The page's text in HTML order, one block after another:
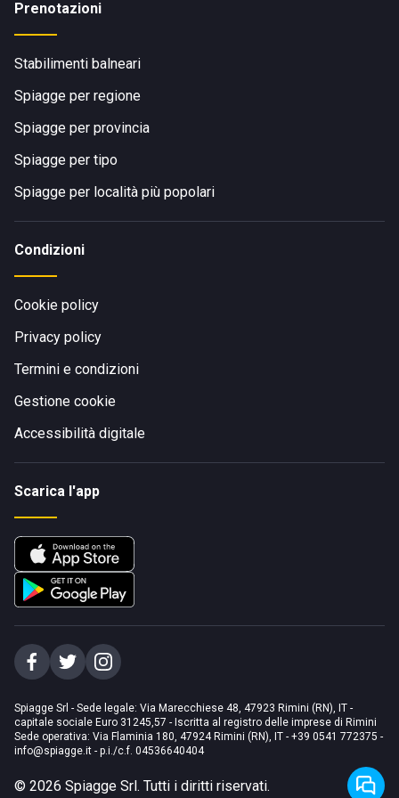
Prenotazioni
Stabilimenti balneari
Spiagge per regione
Spiagge per provincia
Spiagge per tipo
Spiagge per località più popolari
Condizioni
Cookie policy
Privacy policy
Termini e condizioni
Gestione cookie
Accessibilità digitale
Scarica l'app
Spiagge Srl - Sede legale: Via Marecchiese 48, 47923 Rimini (RN), IT -
capitale sociale Euro 31245,57 - Iscritta al registro delle imprese di Rimini
Sede operativa: Via Flaminia 180, 47924 Rimini (RN), IT - +39 0541 772375 -
info@spiagge.it - p.i./c.f. 04536640404
© 2026 Spiagge Srl. Tutti i diritti riservati.